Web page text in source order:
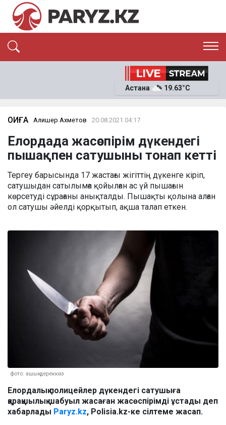
ЭКСКЛЮЗИВ
САЙЛАУ-2026
СҰХБАТ
News
Астана 19.63°C
ОҚИҒА Алишер Ахметов 20.08.2021 04:17
Елордада жасөспірім дүкендегі
пышақпен сатушыны тонап кетті
Тергеу барысында 17 жастағы жігіттің дүкенге кіріп,
сатушыдан сатылымға қойылған ас үй пышағын
көрсетуді сұрағаны анықталды. Пышақты қолына алған
ол сатушы әйелді қорқытып, ақша талап еткен.
фото: ашық дереккөз
Елордалық полицейлер дүкендегі сатушыға
қарақшылық шабуыл жасаған жасөспірімді ұстады деп
хабарлады Paryz.kz, Polisia.kz-ке сілтеме жасап.